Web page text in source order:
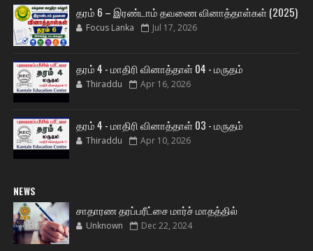
தரம் 6 – இரண்டாம் தவணை வினாத்தாள்கள் (2025)
Focus Lanka Jul 17, 2026
தரம் 4 - மாதிரி வினாத்தாள் 04 - மருதம்
Thiraddu Apr 16, 2026
தரம் 4 - மாதிரி வினாத்தாள் 03 - மருதம்
Thiraddu Apr 10, 2026
NEWS
சாதாரண தரப்பரீட்சை மார்ச் மாதத்தில்
Unknown Dec 22, 2024